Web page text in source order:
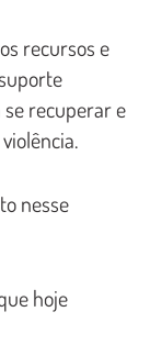
recursos e
recuperar e
nesse
hoje